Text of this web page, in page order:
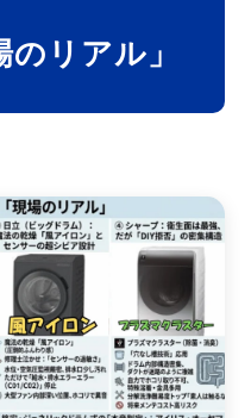
リアル」